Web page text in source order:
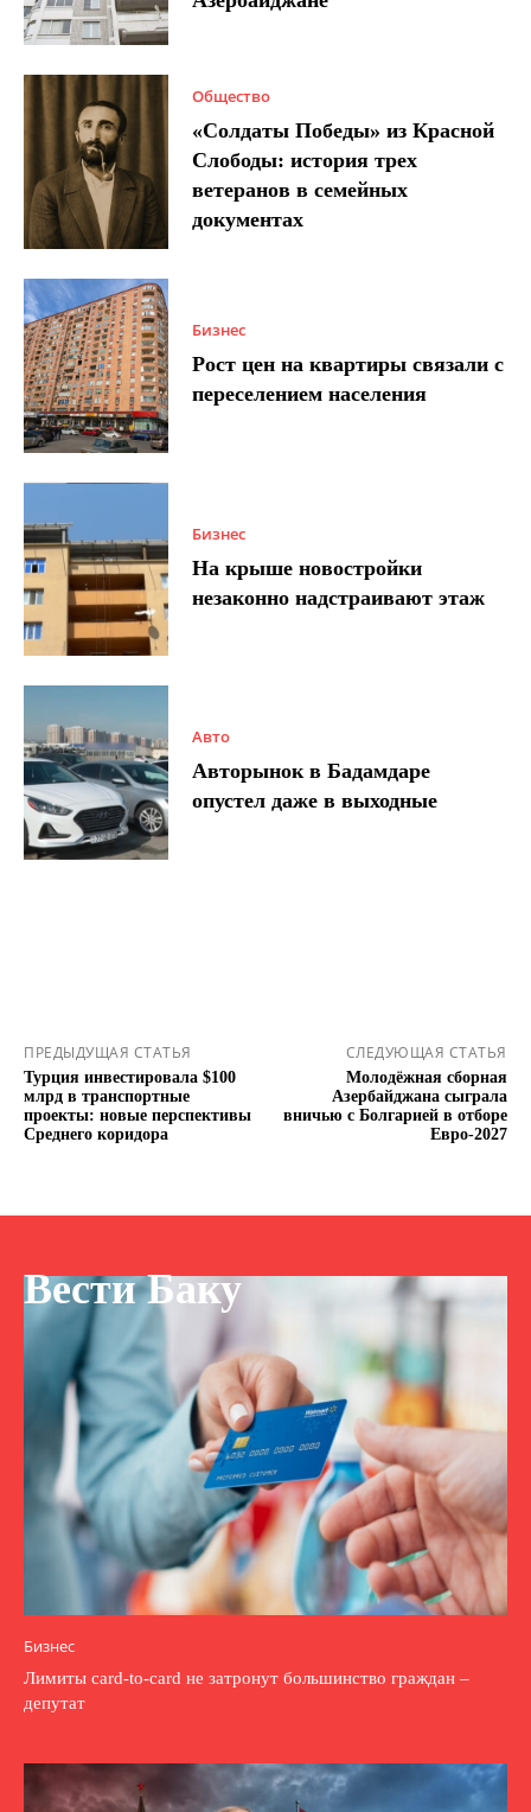
Общество
«Солдаты Победы» из Красной
Слободы: история трех
ветеранов в семейных
документах
Бизнес
Рост цен на квартиры связали с
переселением населения
Бизнес
На крыше новостройки
незаконно надстраивают этаж
Авто
Авторынок в Бадамдаре
опустел даже в выходные
ПРЕДЫДУЩАЯ СТАТЬЯ
Турция инвестировала $100
млрд в транспортные
проекты: новые перспективы
Среднего коридора
СЛЕДУЮЩАЯ СТАТЬЯ
Молодёжная сборная
Азербайджана сыграла
вничью с Болгарией в отборе
Евро-2027
Вести Баку
Бизнес
Лимиты card-to-card не затронут большинство граждан –
депутат